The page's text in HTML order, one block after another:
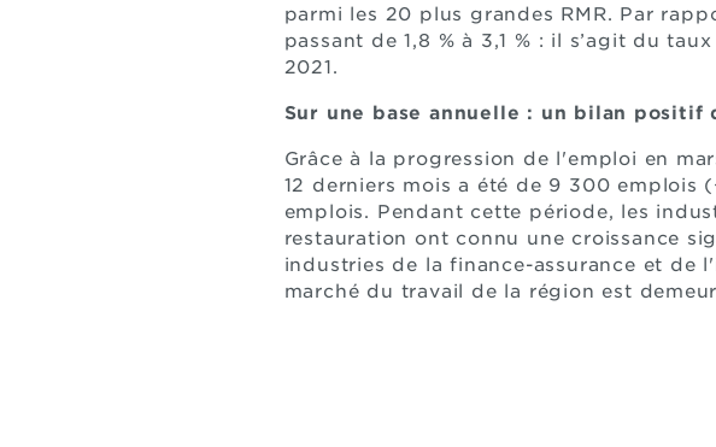
parmi les 20 plus grandes RMR. Par
passant de 1,8 % à 3,1 % : il s’agit du
2021.
Sur une base annuelle : un bilan positif
Grâce à la progression de l'emploi en
12 derniers mois a été de 9 300
emplois. Pendant cette période, les
restauration ont connu une croissance
industries de la finance-assurance et de
marché du travail de la région est